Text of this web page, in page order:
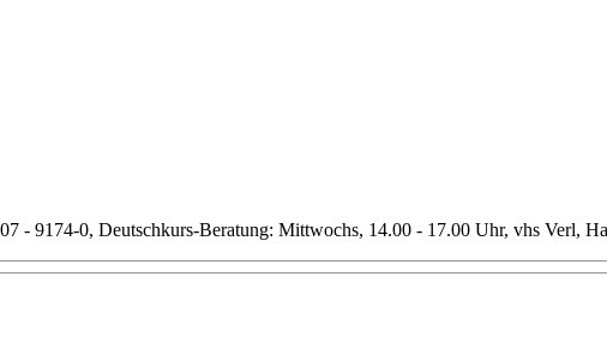
- 9174-0, Deutschkurs-Beratung: Mittwochs, 14.00 - 17.00 Uhr, vhs Verl,